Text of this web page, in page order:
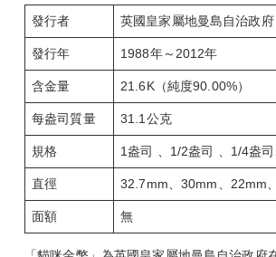
發行者 英國皇家屬地曼島自治政府
發行年 1988年～2012年
含金量 21.6K（純度90.00%）
每盎司質量 31.1公克
規格 1盎司 、1/2盎司 、1/4盎
直徑 32.7mm、30mm、22mm
面額 無